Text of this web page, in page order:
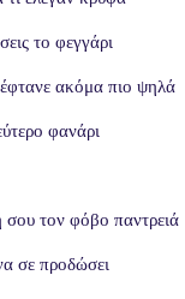
το φεγγάρι
ακόμα πιο ψηλά
φανάρι
τον φόβο παντρειά
σε προδώσει